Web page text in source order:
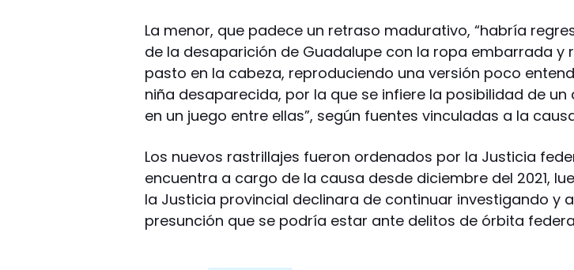
La menor, que padece un retraso madurativo, “habría
de la desaparición de Guadalupe con la ropa embarrada y
pasto en la cabeza, reproduciendo una versión poco
niña desaparecida, por la que se infiere la posibilidad de un
en un juego entre ellas”, según fuentes vinculadas a la
Los nuevos rastrillajes fueron ordenados por la Justicia
encuentra a cargo de la causa desde diciembre del 2021,
la Justicia provincial declinara de continuar investigando y
presunción que se podría estar ante delitos de órbita